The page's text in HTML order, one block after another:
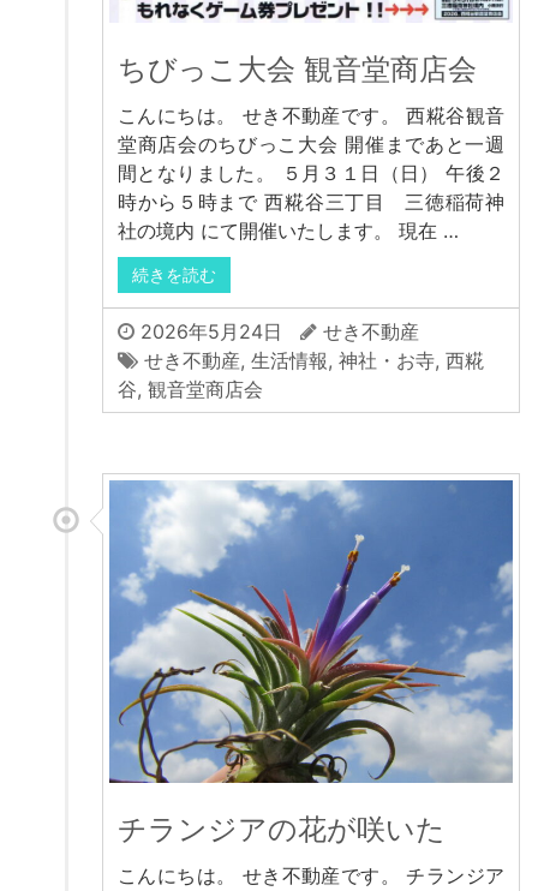
ちびっこ大会 観音堂商店会
こんにちは。 せき不動産です。 西糀谷観音
堂商店会のちびっこ大会 開催まであと一週
間となりました。 ５月３１日（日） 午後２
時から５時まで 西糀谷三丁目 三徳稲荷神
社の境内 にて開催いたします。 現在 …
続きを読む
2026年5月24日
せき不動産
せき不動産, 生活情報, 神社・お寺, 西糀
谷, 観音堂商店会
チランジアの花が咲いた
こんにちは。 せき不動産です。 チランジア